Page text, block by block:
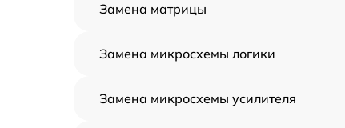
Замена матрицы
Замена микросхемы логики
Замена микросхемы усилителя